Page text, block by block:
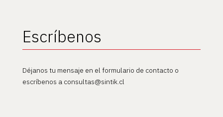
Escríbenos
Déjanos tu mensaje en el formulario de contacto o
escríbenos a consultas@sintik.cl